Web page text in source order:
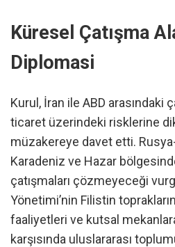
Küresel Çatışma
Diplomasi
Kurul, İran ile ABD arasındaki
ticaret üzerindeki risklerine
müzakereye davet etti. Rusya-
Karadeniz ve Hazar
çatışmaları çözmeyeceği
Yönetimi’nin Filistin
faaliyetleri ve kutsal
karşısında uluslararası